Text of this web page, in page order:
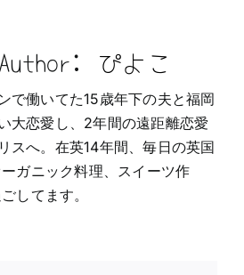
ぴよこ
で働いてた15歳年下の夫と福岡
大恋愛し、2年間の遠距離恋愛
スへ。在英14年間、毎日の英国
ガニック料理、スイーツ作
してます。